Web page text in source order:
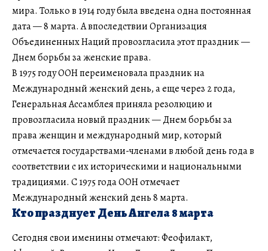
мира. Только в 1914 году была введена одна постоянная
дата — 8 марта. А впоследствии Организация
Объединенных Наций провозгласила этот праздник —
Днем борьбы за женские права.
В 1975 году ООН переименовала праздник на
Международный женский день, а еще через 2 года,
Генеральная Ассамблея приняла резолюцию и
провозгласила новый праздник — Днем борьбы за
права женщин и международный мир, который
отмечается государствами-членами в любой день года в
соответствии с их историческими и национальными
традициями. С 1975 года ООН отмечает
Международный женский день 8 марта.
Кто празднует День Ангела 8 марта
Сегодня свои именины отмечают: Феофилакт,